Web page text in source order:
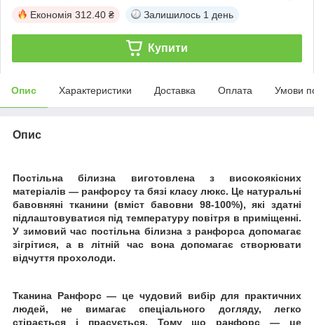
Економія 312.40 ₴ Залишилось 1 день
Купити
Опис Характеристики Доставка Оплата Умови
Опис
Постільна білизна виготовлена з високоякісних
матеріалів ― ранфорсу та бязі класу люкс. Це натуральні
бавовняні тканини (вміст бавовни 98-100%), які здатні
підлаштовуватися під температуру повітря в приміщенні.
У зимовий час постільна білизна з ранфорса допомагає
зігрітися, а в літній час вона допомагає створювати
відчуття прохолоди.
Тканина Ранфорс ― це чудовий вибір для практичних
людей, не вимагає спеціального догляду, легко
стірається і прасується. Тому що ранфорс ― це